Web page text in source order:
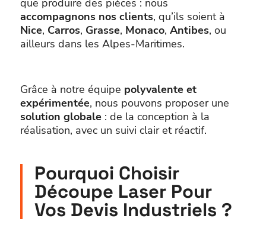
que produire des pièces : nous
accompagnons nos clients, qu’ils soient à
Nice, Carros, Grasse, Monaco, Antibes, ou
ailleurs dans les Alpes-Maritimes.
Grâce à notre équipe polyvalente et
expérimentée, nous pouvons proposer une
solution globale: de la conception à la
réalisation, avec un suivi clair et réactif.
Pourquoi Choisir
Découpe Laser Pour
Vos Devis Industriels ?